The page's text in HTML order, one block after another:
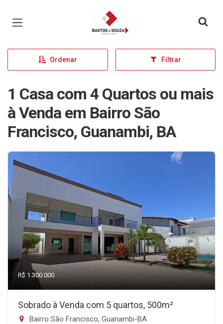
Página inicial
Ordenar Filtrar
1 Casa com 4 Quartos ou mais
à Venda em Bairro São
Francisco, Guanambi, BA
R$ 1.300.000
Sobrado à Venda com 5 quartos, 500m²
Bairro São Francisco, Guanambi-BA